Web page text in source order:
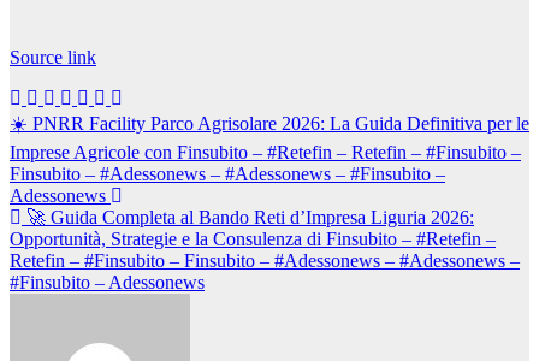
Source link
Navigazione
articoli
☀️ PNRR Facility Parco Agrisolare 2026: La Guida Definitiva per le
Imprese Agricole con Finsubito – #Retefin – Retefin – #Finsubito –
Finsubito – #Adessonews – #Adessonews – #Finsubito –
Adessonews
🚀 Guida Completa al Bando Reti d’Impresa Liguria 2026:
Opportunità, Strategie e la Consulenza di Finsubito – #Retefin –
Retefin – #Finsubito – Finsubito – #Adessonews – #Adessonews –
#Finsubito – Adessonews